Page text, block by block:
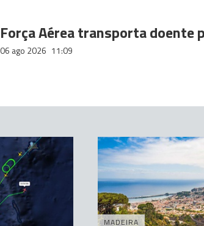
Força Aérea transporta doente
06 ago 2026 11:09
MADEIRA